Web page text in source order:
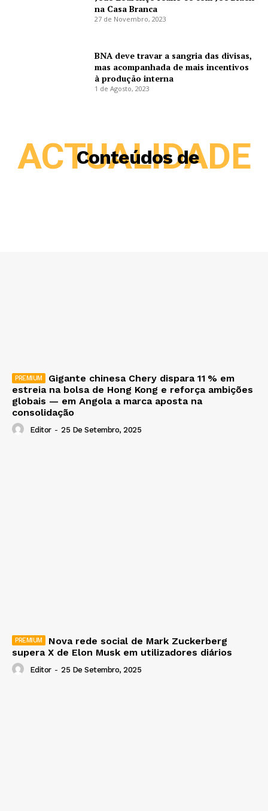
na Casa Branca
27 de Novembro, 2023
BNA deve travar a sangria das divisas,
mas acompanhada de mais incentivos
à produção interna
1 de Agosto, 2023
Conteúdos de
ACTUALIDADE
Gigante chinesa Chery dispara 11 % em
estreia na bolsa de Hong Kong e reforça ambições
globais — em Angola a marca aposta na
consolidação
Editor - 25 De Setembro, 2025
Nova rede social de Mark Zuckerberg
supera X de Elon Musk em utilizadores diários
Editor - 25 De Setembro, 2025